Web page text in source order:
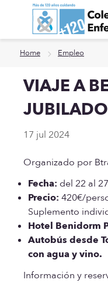
Ir a contenido
Home Empleo
VIAJE A
17 jul 2024
Organizado por
Fecha: del 22 al
Precio: 420€/
Suplemento
Hotel Benidorm
Autobús desde
con agua y vino.
Información y